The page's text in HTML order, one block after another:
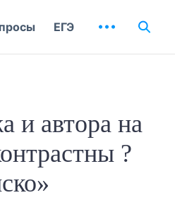
и автора на
?
ЕГЭ